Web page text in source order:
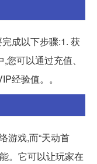
成以下步骤:1. 获
可以通过充值、
经验值。。
游戏,而“天动首
。它可以让玩家在